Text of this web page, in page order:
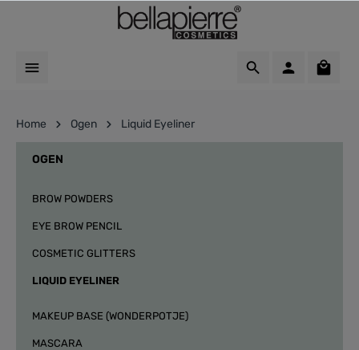
Home Ogen Liquid Eyeliner
OGEN
BROW POWDERS
EYE BROW PENCIL
COSMETIC GLITTERS
LIQUID EYELINER
MAKEUP BASE (WONDERPOTJE)
MASCARA